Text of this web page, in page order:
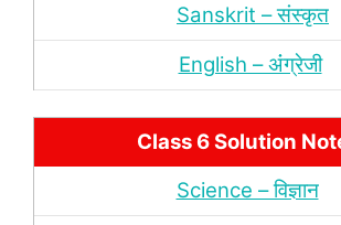
Sanskrit – संस्‍कृत
English – अंंग्रेजी
Class 6 Solution
Science – विज्ञान